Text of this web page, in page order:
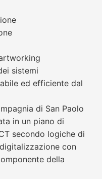
sistemi
ed efficiente dal
di San Paolo
in un piano di
secondo logiche di
con
della